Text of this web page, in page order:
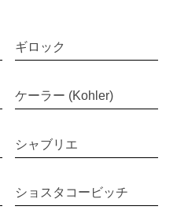
ギロック
ケーラー (Kohler)
シャブリエ
ショスタコービッチ